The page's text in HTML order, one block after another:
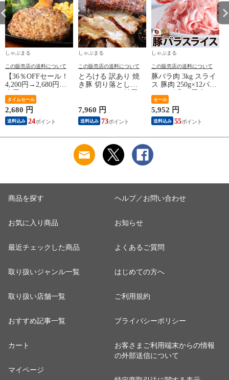
しゃぶまる
この販売店の送料について
【36％OFFセール！
4,200円→2,680円】
バーグ！デミソース
なし 12個 お取り寄
せ お取り寄せグルメ
グルメ 湯せん 湯煎
タイムセール
2,680 円
送料込み 24
しゃぶまる
この販売店の送料について
とろける 訳あり 焼
き豚 切り落とし
た おつまみ チャー
ハン 炒飯 丼 ラーメ
ン 解凍するだけ 簡
7,960 円
送料込み 73
しゃぶまる
この販売店の送料について
豚バラ肉 3kg スライ
ス 豚肉 250g×12パッ
ーベキュー スライス
バラ 冷凍 小分け 便
利 送料無料
セール
5,952 円
送料込み 55
商品を探す
お気に入り商品
最近チェックした商品
取り扱いジャンル一覧
取り扱い店舗一覧
おすすめ記事一覧
カート
マイページ
ヘルプ／お問い合わせ
お知らせ
よくあるご質問
はじめての方へ
ご利用規約
プライバシーポリシー
お客さまご利用端末からの情報
の外部送信について